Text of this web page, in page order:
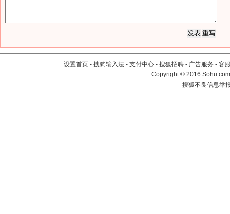
设置首页 - 搜狗输入法 - 支付中心 - 搜狐招聘 - 广告服务 - 客
Copyright©2016
搜狐不良信息举